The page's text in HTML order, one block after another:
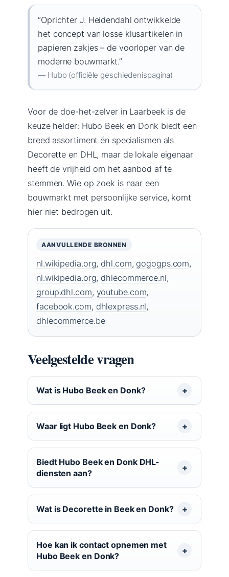
“Oprichter J. Heidendahl ontwikkelde
het concept van losse klusartikelen in
papieren zakjes – de voorloper van de
moderne bouwmarkt.”
— Hubo (officiële geschiedenispagina)
Voor de doe-het-zelver in Laarbeek is de
keuze helder: Hubo Beek en Donk biedt een
breed assortiment én specialismen als
Decorette en DHL, maar de lokale eigenaar
heeft de vrijheid om het aanbod af te
stemmen. Wie op zoek is naar een
bouwmarkt met persoonlijke service, komt
hier niet bedrogen uit.
AANVULLENDE BRONNEN
nl.wikipedia.org, dhl.com, gogogps.com,
nl.wikipedia.org, dhlecommerce.nl,
group.dhl.com, youtube.com,
facebook.com, dhlexpress.nl,
dhlecommerce.be
Veelgestelde vragen
Wat is Hubo Beek en Donk?
Waar ligt Hubo Beek en Donk?
Biedt Hubo Beek en Donk DHL-
diensten aan?
Wat is Decorette in Beek en Donk?
Hoe kan ik contact opnemen met
Hubo Beek en Donk?